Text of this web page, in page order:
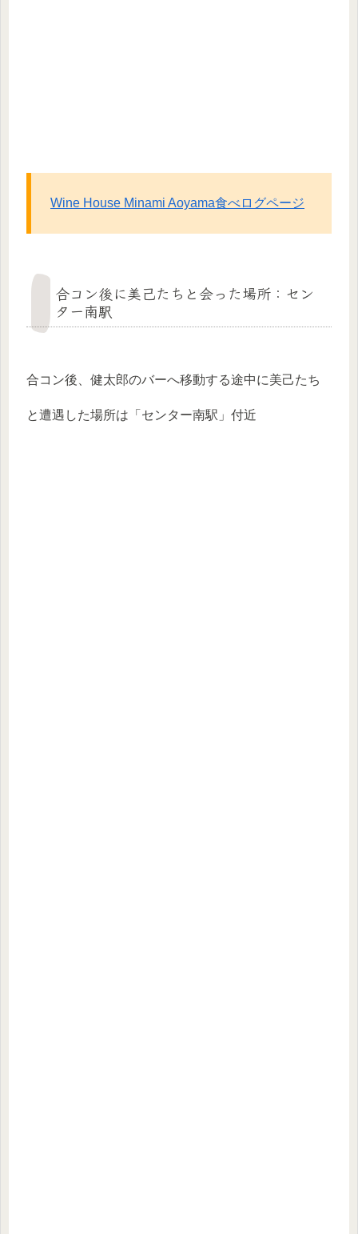
Wine House Minami Aoyama食べログページ
合コン後に美己たちと会った場所：セン
ター南駅
合コン後、健太郎のバーへ移動する途中に美己たち
と遭遇した場所は「センター南駅」付近